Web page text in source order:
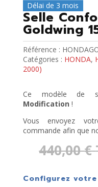
Délai de 3 mois
Selle
Goldwing
Référence :
Catégories : HONDA,
2000)
Ce modèle de
Modification !
Vous envoyez
commande afin que
440,00€
Configurez